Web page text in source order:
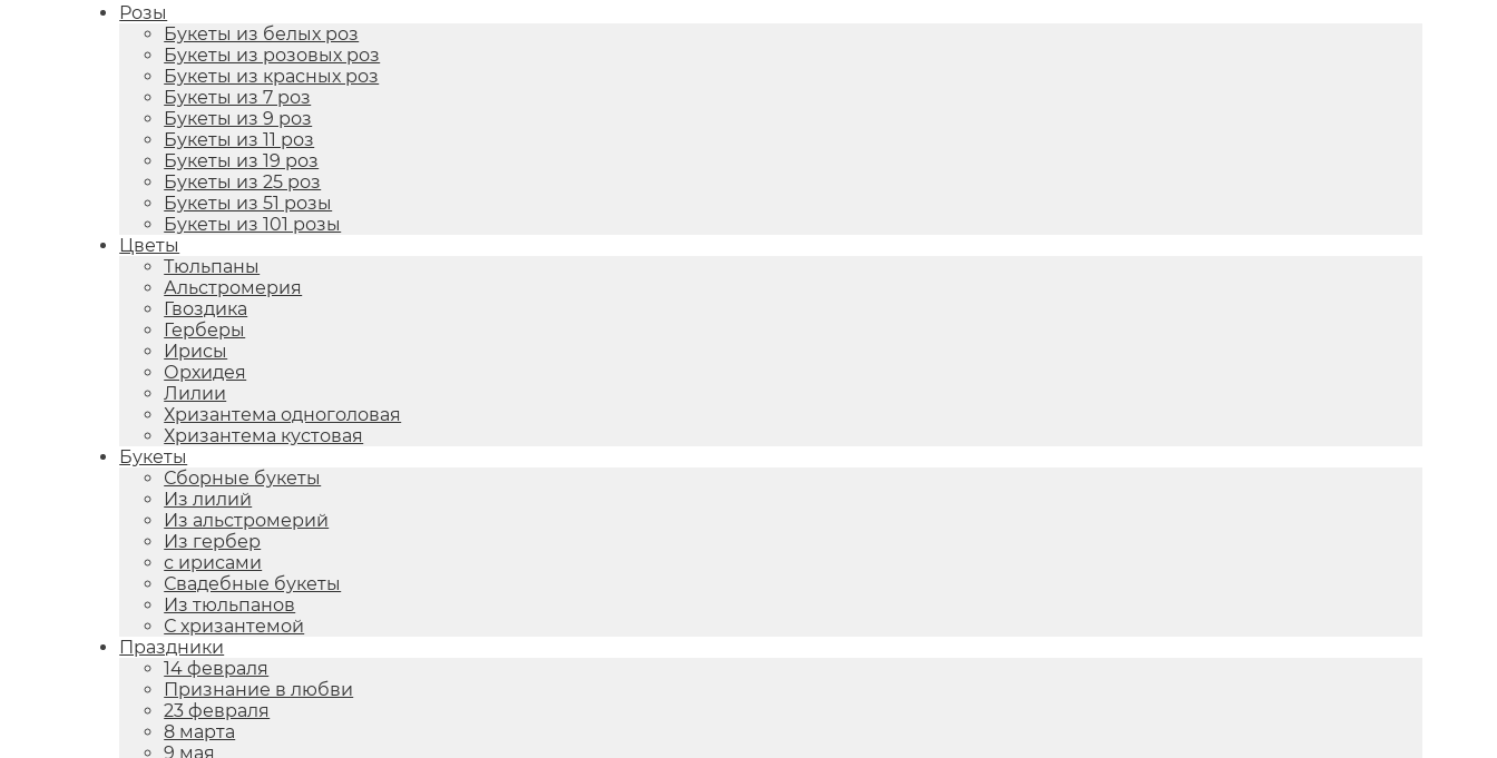
Розы
Букеты из белых роз
Букеты из розовых роз
Букеты из красных роз
Букеты из 7 роз
Букеты из 9 роз
Букеты из 11 роз
Букеты из 19 роз
Букеты из 25 роз
Букеты из 51 розы
Букеты из 101 розы
Цветы
Тюльпаны
Альстромерия
Гвоздика
Герберы
Ирисы
Орхидея
Лилии
Хризантема одноголовая
Хризантема кустовая
Букеты
Сборные букеты
Из лилий
Из альстромерий
Из гербер
с ирисами
Свадебные букеты
Из тюльпанов
С хризантемой
Праздники
14 февраля
Признание в любви
23 февраля
8 марта
9 мая